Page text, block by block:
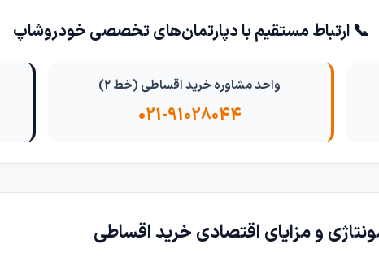
📞 ارتباط مستقیم با دپارتمان‌های تخصصی خودروشاپ
واحد مشاوره خرید اقساطی (خط ۲)
021-91028044
مونتاژی و مزایای اقتصادی خرید اقساطی